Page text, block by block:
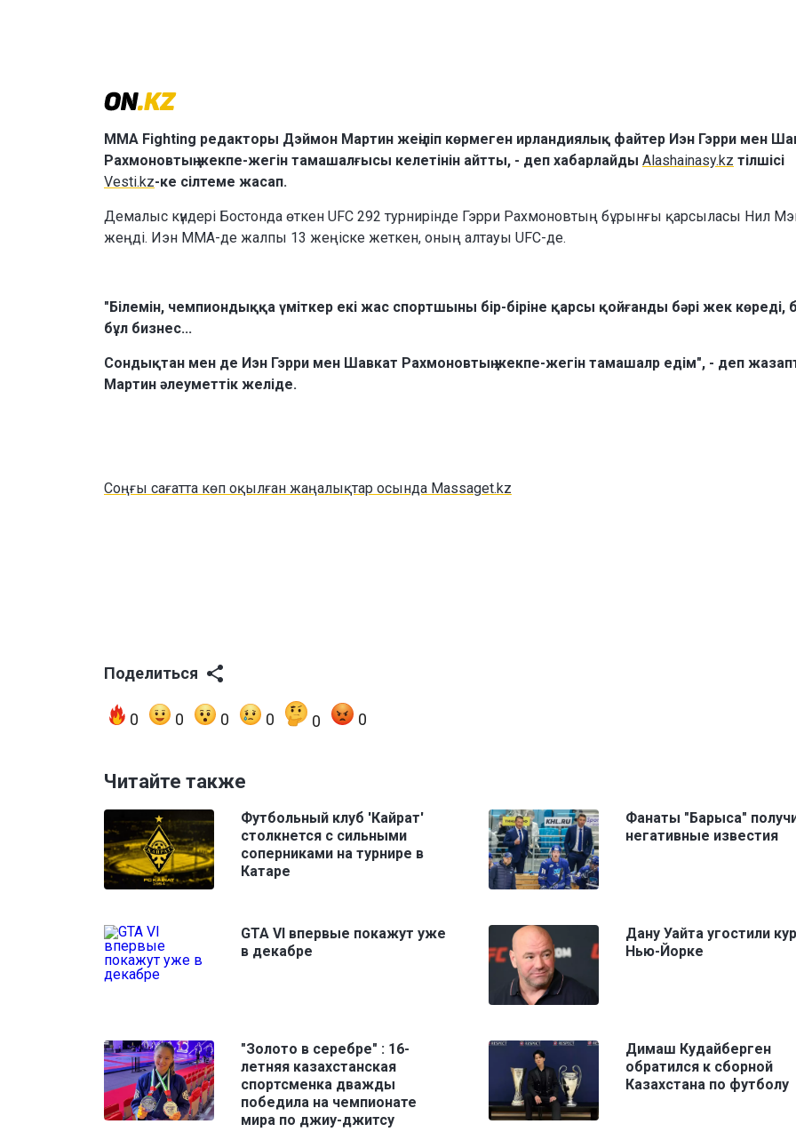
MMA Fighting редакторы Дэймон Мартин жеңіліп көрмеген ирландиялық файтер Иэн Гэрри мен
Рахмоновтың жекпе-жегін тамашалғысы келетінін айтты, - деп хабарлайды Alashainasy.kz тілшісі
Vesti.kz-ке сілтеме жасап.
Демалыс күндері Бостонда өткен UFC 292 турнирінде Гэрри Рахмоновтың бұрынғы қарсыласы Нил
жеңді. Иэн ММА-де жалпы 13 жеңіске жеткен, оның алтауы UFC-де.
"Білемін, чемпиондыққа үміткер екі жас спортшыны бір-біріне қарсы қойғанды бәрі жек көреді,
бұл бизнес...
Сондықтан мен де Иэн Гэрри мен Шавкат Рахмоновтың жекпе-жегін тамашалр едім", - деп
Мартин әлеуметтік желіде.
Соңғы сағатта көп оқылған жаңалықтар осында Massaget.kz
Поделиться
0 0 0 0 0 0
Читайте также
Футбольный клуб 'Кайрат'
столкнется с сильными
соперниками на турнире в
Катаре
Фанаты "Барыса"
негативные известия
GTA VI впервые покажут уже
в декабре
Дану Уайта угостили
Нью-Йорке
"Золото в серебре" : 16-
летняя казахстанская
спортсменка дважды
победила на чемпионате
мира по джиу-джитсу
Димаш Кудайберген
обратился к сборной
Казахстана по футболу